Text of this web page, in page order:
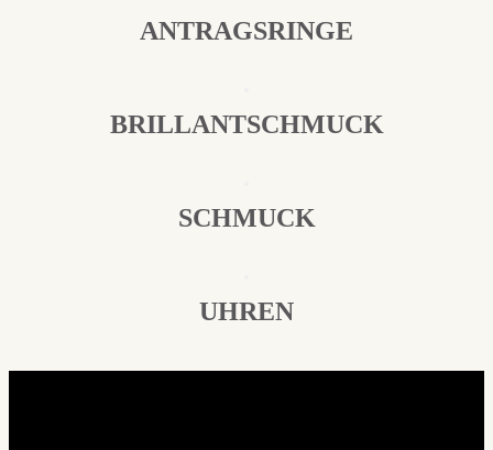
ANTRAGSRINGE
BRILLANTSCHMUCK
SCHMUCK
UHREN